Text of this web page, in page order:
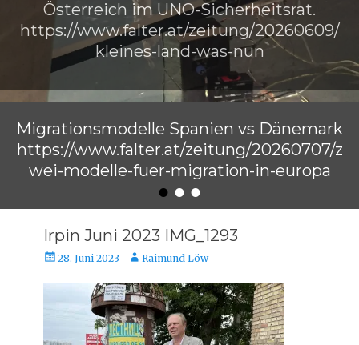
•••
Österreich im UNO-Sicherheitsrat.
https://www.falter.at/zeitung/20260609/
kleines-land-was-nun
Veröffentlicht am Raimund Löw
Migrationsmodelle Spanien vs Dänemark
https://www.falter.at/zeitung/20260707/z
wei-modelle-fuer-migration-in-europa
Raimund Löw
Irpin Juni 2023 IMG_1293
Veröffentlicht
28. Juni 2023 AutorRaimund Löw